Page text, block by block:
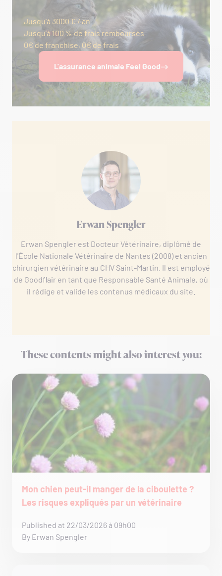
Jusqu’à 3000 € / an
Jusqu’à 100 % de frais remboursés
0€ de franchise, 0€ de frais
L'assurance animale Feel Good
Erwan Spengler
Erwan Spengler est Docteur Vétérinaire, diplômé de
l'École Nationale Vétérinaire de Nantes (2008) et ancien
chirurgien vétérinaire au CHV Saint-Martin. Il est employé
de Goodflair en tant que Responsable Santé Animale, où
il rédige et valide les contenus médicaux du site.
These contents might also interest you:
Mon chien peut-il manger de la ciboulette ?
Les risques expliqués par un vétérinaire
Published at 22/03/2026 à 09h00
By Erwan Spengler